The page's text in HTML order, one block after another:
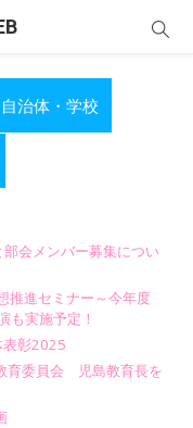
自治体・学校
会メンバー募集につい
推進セミナー～今年度
も実施予定！
表彰2025
育委員会 児島教育長を